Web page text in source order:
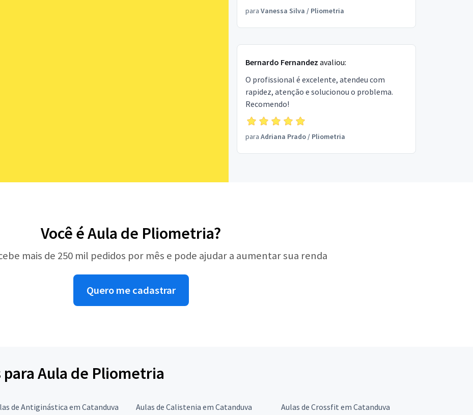
para Vanessa Silva / Pliometria
Bernardo Fernandez avaliou:
O profissional é excelente, atendeu com
rapidez, atenção e solucionou o problema.
Recomendo!
para Adriana Prado/ Pliometria
Você é Aula de Pliometria?
mais de 250 mil pedidos por mês e pode ajudar a aumentar sua renda
Quero me cadastrar
Aula de Pliometria
de Antiginástica em Catanduva Aulas de Calistenia em Catanduva
Aulas de Crossfit em Catanduva